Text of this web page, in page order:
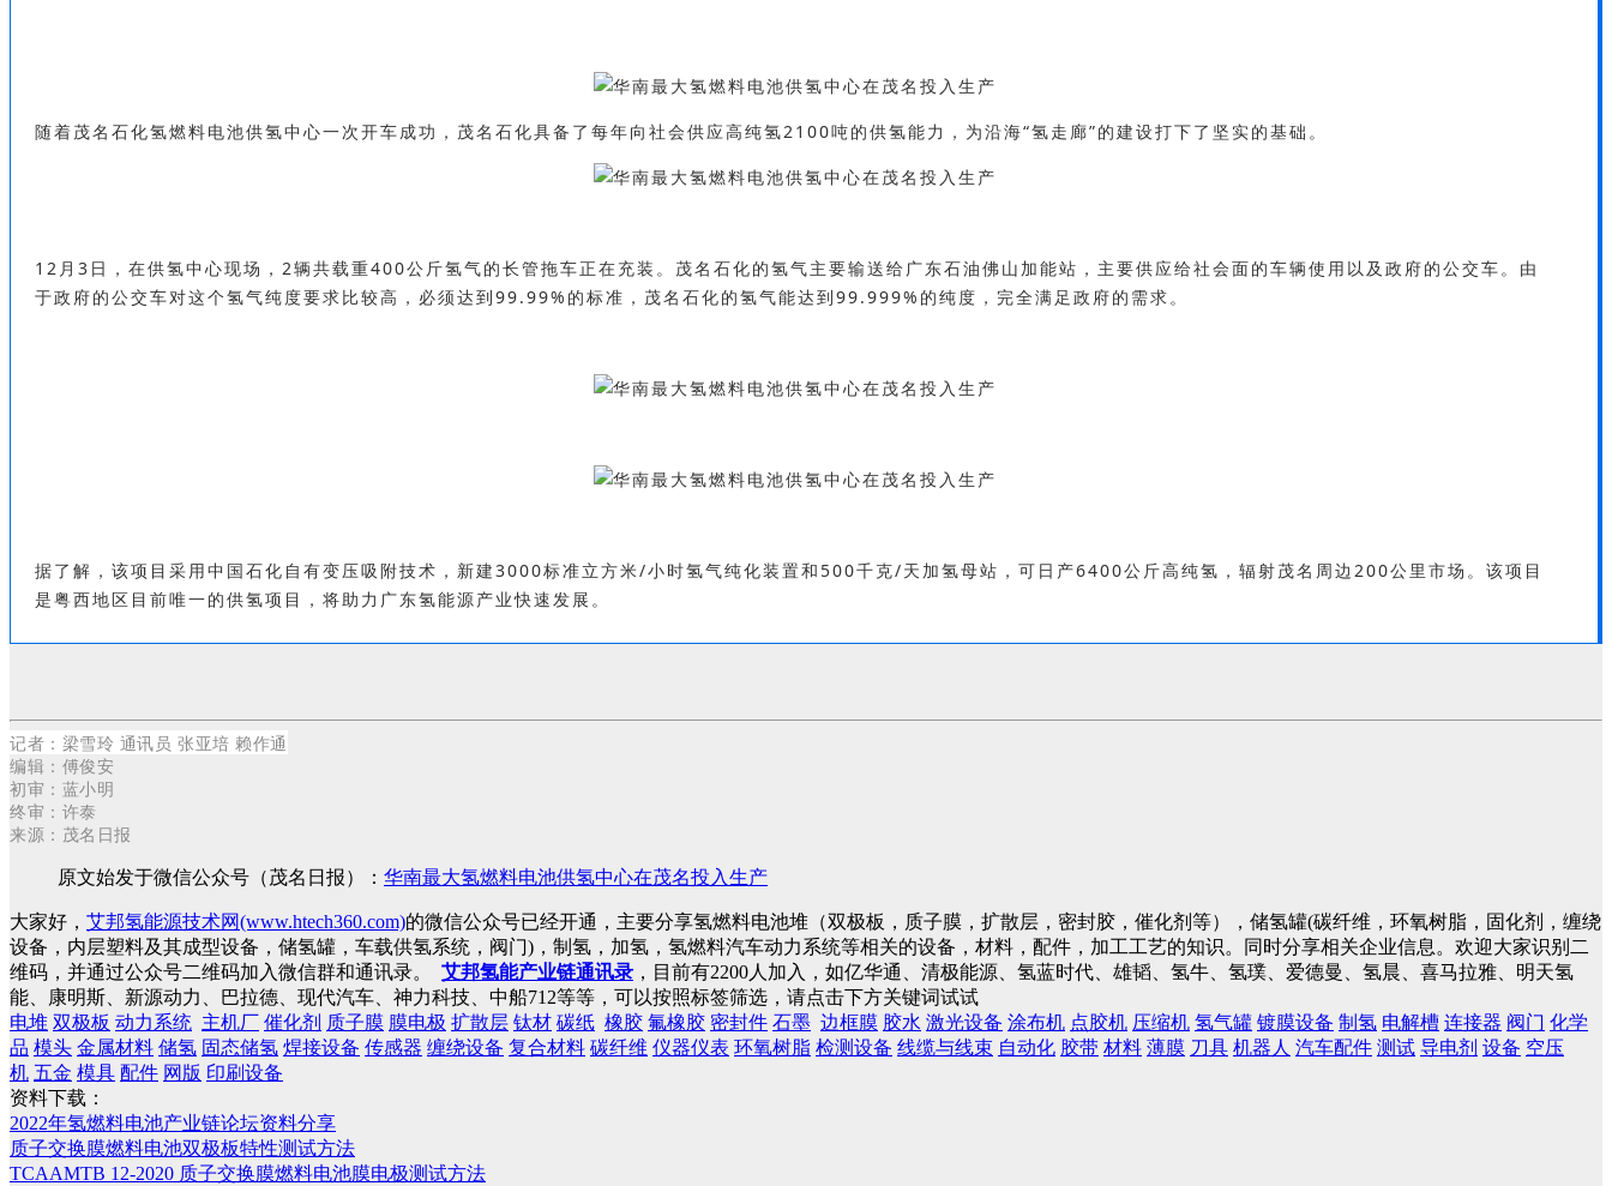
随着茂名石化氢燃料电池供氢中心一次开车成功，茂名石化具备了每年向社会供应高纯氢2100吨的供氢能力，为沿海“氢走廊”的建设打下了坚实的基础。
12月3日，在供氢中心现场，2辆共载重400公斤氢气的长管拖车正在充装。茂名石化的氢气主要输送给广东石油佛山加能站，主要供应给社会面的车辆使用以及政府的公交车。由
于政府的公交车对这个氢气纯度要求比较高，必须达到99.99%的标准，茂名石化的氢气能达到99.999%的纯度，完全满足政府的需求。
据了解，该项目采用中国石化自有变压吸附技术，新建3000标准立方米/小时氢气纯化装置和500千克/天加氢母站，可日产6400公斤高纯氢，辐射茂名周边200公里市场。该项目
是粤西地区目前唯一的供氢项目，将助力广东氢能源产业快速发展。
记者： 梁雪玲 通讯员 张亚培 赖作通
编辑 ：傅俊安
初审：蓝小明
终审：许泰
来源：茂名日报
原文始发于微信公众号（茂名日报）： 华南最大氢燃料电池供氢中心在茂名投入生产
大家好， 艾邦氢能源技术网(www.htech360.com)的微信公众号已经开通，主要分享氢燃料电池堆（双极板，质子膜，扩散层，密封胶，催化剂等），储氢罐(碳纤维，环氧树脂，固化剂，缠绕
设备，内层塑料及其成型设备，储氢罐，车载供氢系统，阀门)，制氢，加氢，氢燃料汽车动力系统等相关的设备，材料，配件，加工工艺的知识。同时分享相关企业信息。欢迎大家识别二
维码，并通过公众号二维码加入微信群和通讯录。
艾邦氢能产业链通讯录 ，目前有2200人加入，如亿华通、清极能源、氢蓝时代、雄韬、氢牛、氢璞、爱德曼、氢晨、喜马拉雅、明天氢
能、康明斯、新源动力、巴拉德、现代汽车、神力科技、中船712等等，可以按照标签筛选，请点击下方关键词试试
电堆 双极板 动力系统 主机厂 催化剂 质子膜 膜电极 扩散层 钛材 碳纸 橡胶 氟橡胶 密封件 石墨 边框膜 胶水 激光设备 涂布机 点胶机 压缩机 氢气罐 镀膜设备 制氢 电解槽 连接器 阀门 化学
品 模头 金属材料 储氢 固态储氢 焊接设备 传感器 缠绕设备 复合材料 碳纤维 仪器仪表 环氧树脂 检测设备 线缆与线束 自动化 胶带 材料 薄膜 刀具 机器人 汽车配件 测试 导电剂 设备 空压
机 五金 模具 配件 网版 印刷设备
资料下载：
2022年氢燃料电池产业链论坛资料分享
质子交换膜燃料电池双极板特性测试方法
TCAAMTB 12-2020 质子交换膜燃料电池膜电极测试方法